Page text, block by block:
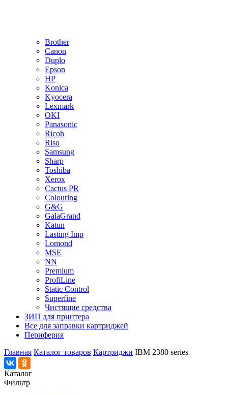
Brother
Canon
Duplo
Epson
HP
Konica
Kyocera
Lexmark
OKI
Panasonic
Ricoh
Riso
Samsung
Sharp
Toshiba
Xerox
Cactus PR
Colouring
G&G
GalaGrand
Katun
Lasting Imp
Lomond
MSE
NN
Premium
ProfiLine
Static Control
Superfine
Чистящие средства
ЗИП для принтера
Все для заправки картриджей
Периферия
Главная Каталог товаров Картриджи IBM 2380 series
Каталог
Фильтр